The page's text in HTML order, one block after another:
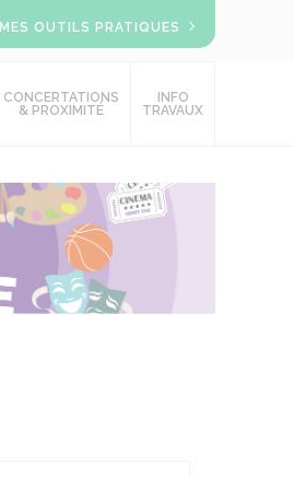
MES OUTILS PRATIQUES
CONCERTATIONS
& PROXIMITÉ
INFO
TRAVAUX